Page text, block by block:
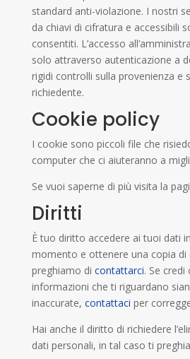
standard anti-violazione. I nostri
da chiavi di cifratura e accessibili
consentiti. L’accesso
solo attraverso autenticazione a
rigidi controlli sulla provenienza e
richiedente.
Cookie policy
I cookie sono piccoli file che
computer che ci aiuteranno a
Se vuoi saperne di più visita la
Diritti
È tuo diritto accedere ai tuoi dati
momento e ottenere una copia di
preghiamo di contattarci. Se credi
informazioni che ti riguardano
inaccurate, contattaci per
Hai anche il diritto di richiedere
dati personali, in tal caso ti